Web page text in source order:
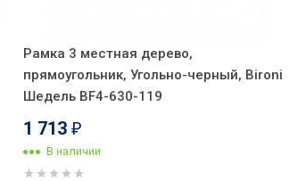
Рамка 3 местная дерево,
прямоугольник, Угольно-черный, Bironi
Шедель BF4-630-119
1 713 ₽
В наличии